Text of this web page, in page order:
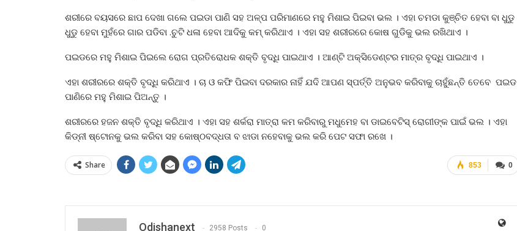
ଶରୀରେ ବୟସରେ ଛାପ ଦେଖା ଗଲେ ପଇଡା ପାଣି ସହ ଅଳ୍ପ ପରିମାଣରେ ମହୁ ମିଶାଇ ପିଇବା ଭଲ । ଏହା ଚମଡା କୁଞ୍ଚିତ ହେବା ବା ଧୁଡୁ
ଧୁଡୁ ହେବା ମୁହଁରେ ଗାର ପଡିବା .ଚୁଟି ଧଳା ହେବା ଆଦିକୁ କମ୍‌ କରିଥାଏ । ଏହା ସହ ଶରୀରରେ କୋଷ ଗୁଡିକୁ ଭଲ ରଖିଥାଏ ।
ପଇଡରେ ମହୁ ମିଶାଇ ପିଇଲେ ରୋଗ ପ୍ରତିରୋଧକ ଶକ୍ତି ବୃଦ୍ଧି ପାଇଥାଏ । ଆଣ୍ଟି ଅକ୍ସିଡେଣ୍ଟର ମାତ୍ର ବୃଦ୍ଧି ପାଇଥାଏ ।
ଏହା ଶରୀରରେ ଶକ୍ତି ବୃଦ୍ଧି କରିଥାଏ । ଚା ଓ କଫି ପିଇବା ଦରକାର ନାହିଁ ଯଦି ଆପଣ ସ୍ପର୍ତ୍ତି ଅନୁଭବ କରିବାକୁ ଚାହୁଁଛନ୍ତି ତେବେ ପଇଡ
ପାଣିରେ ମହୁ ମିଶାଇ ପିଅନ୍ତୁ ।
ଶରୀରରେ ହଜନ ଶକ୍ତି ବୃଦ୍ଧି କରିଥାଏ । ଏହା ସହ ଶର୍କରା ମାତ୍ରା କମ କରିବାରୁ ମଧୁମେହ ବା ଡାଇବେଟିସ୍‌ ରୋଗୀଙ୍କ ପାଇଁ ଭଲ । ଏହା
କିଡ୍‌ନୀ ଷ୍ଟୋନକୁ ଭଲ କରିବା ସହ କୋଷ୍ଠବଦ୍ଧତା ବ ଝାଡା ନହେବାକୁ ଭଲ କରି ପେଟ ସଫା ରଖେ ।
0
853
Share
Odishanext 2958 Posts 0